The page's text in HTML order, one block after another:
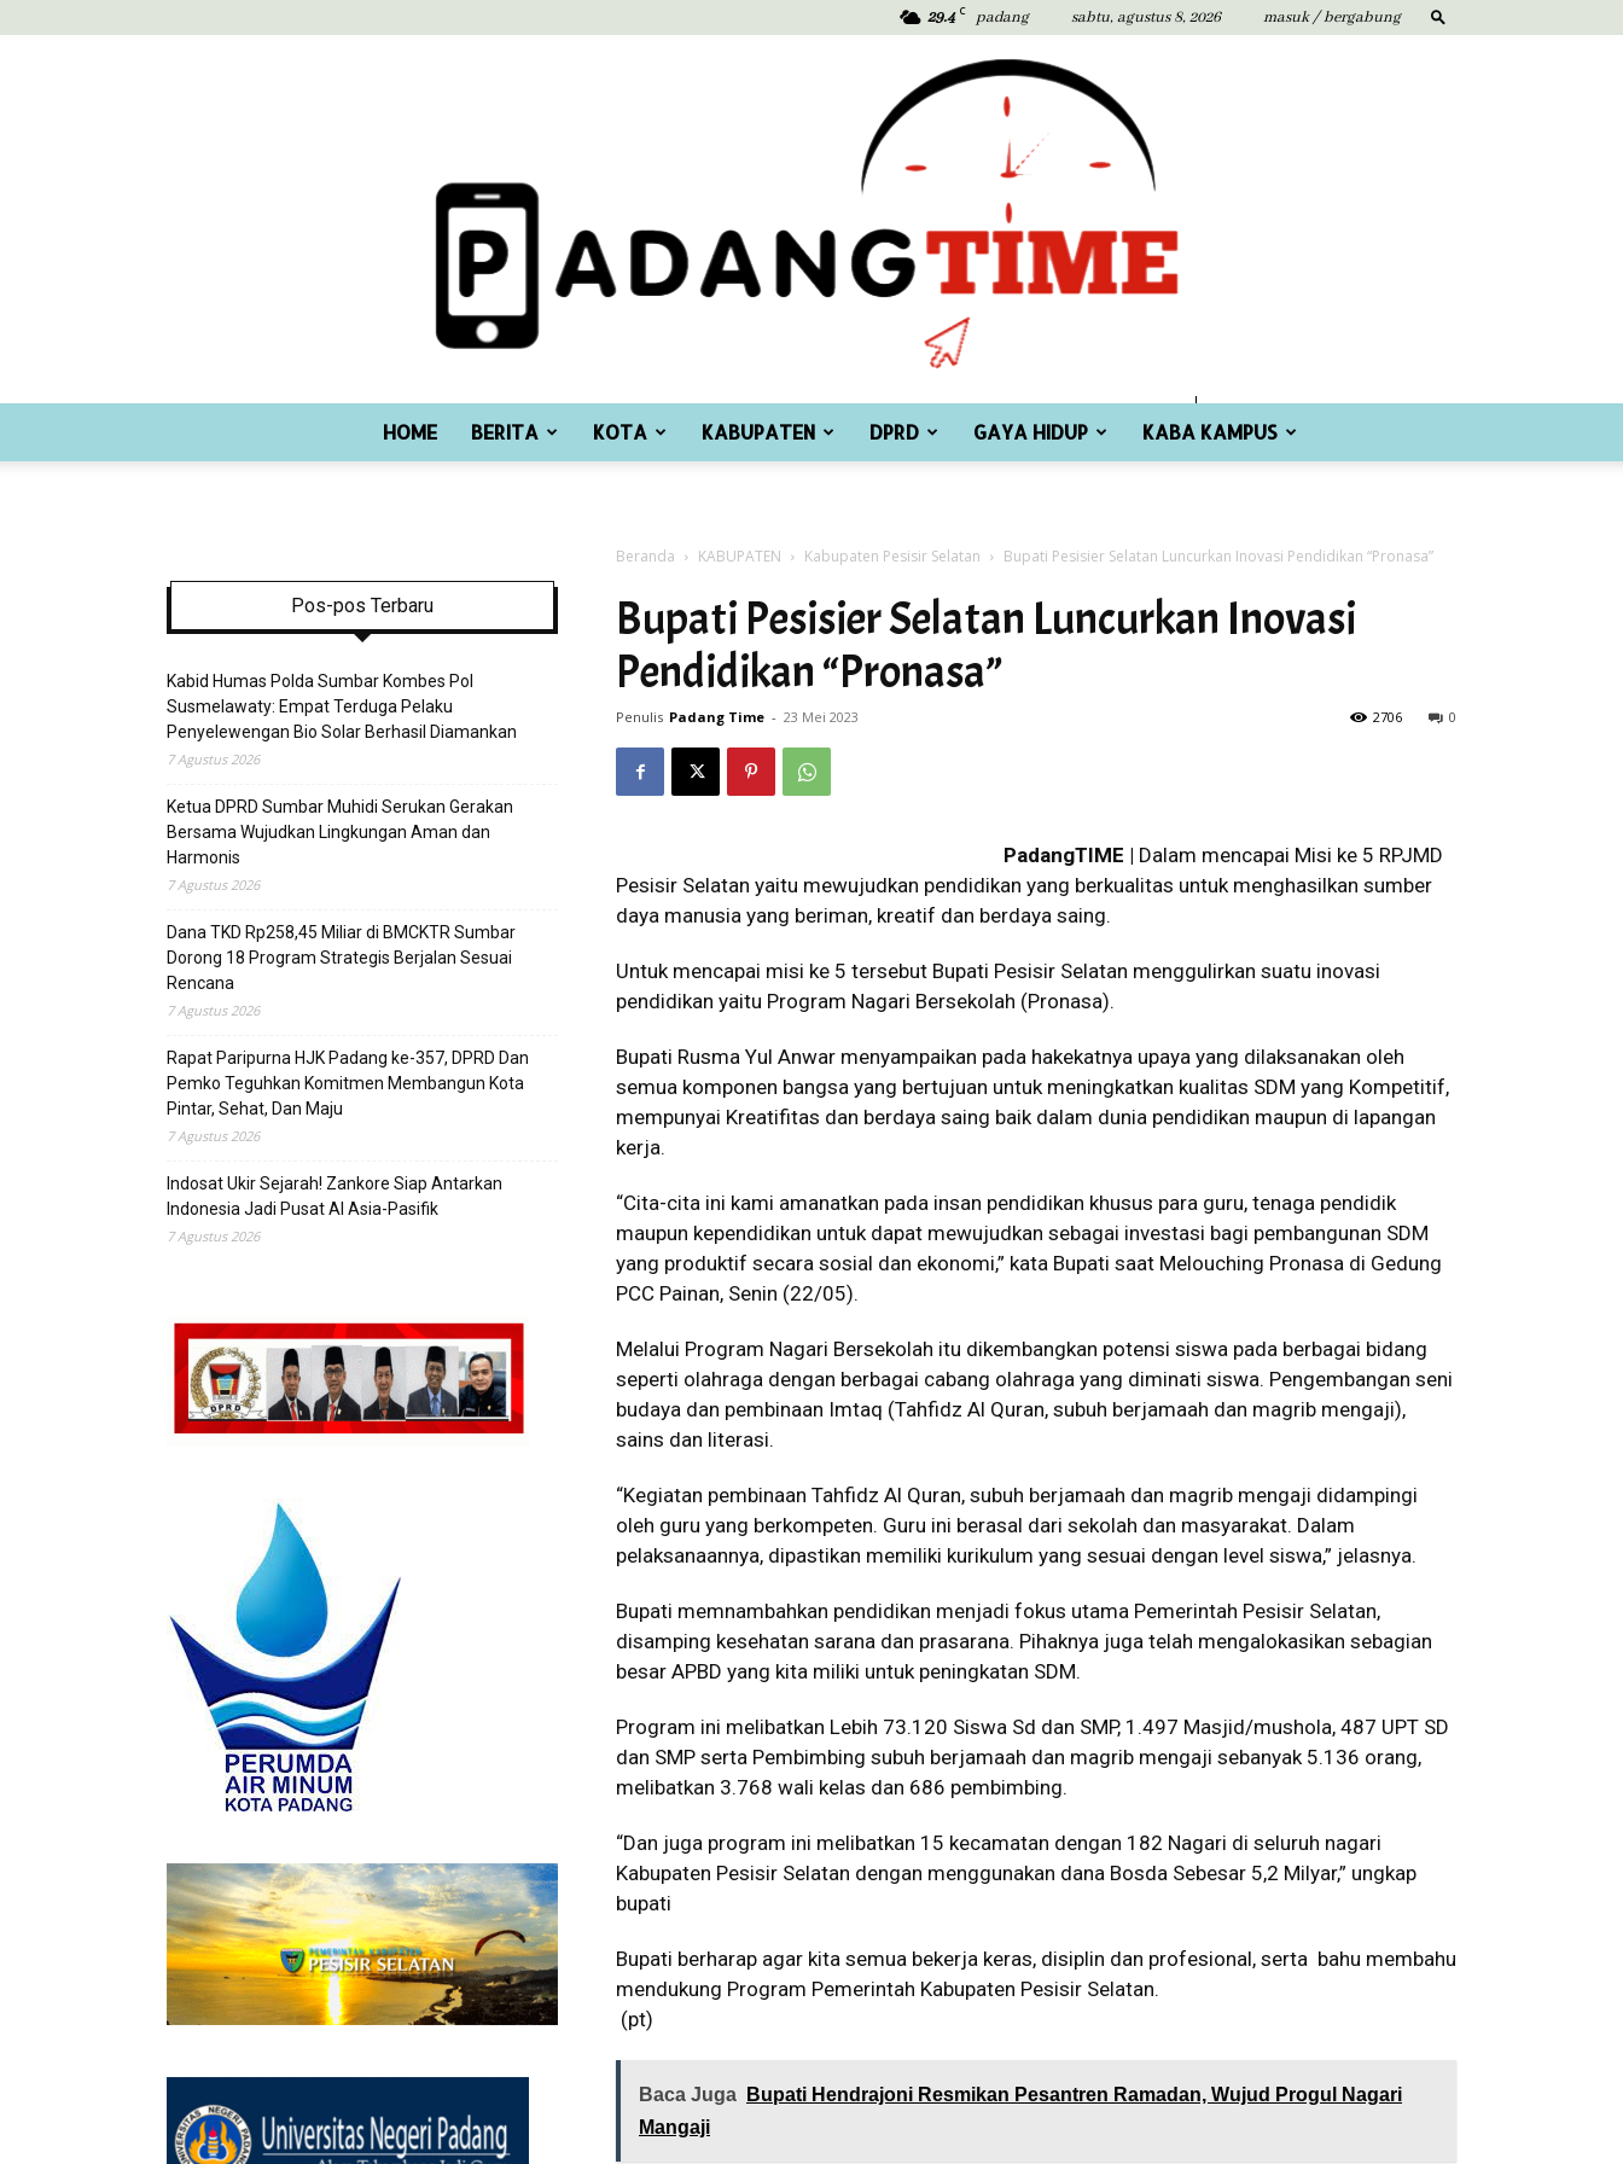
29.4 C padang sabtu, agustus 8, 2026 masuk / bergabung
Time
HOME BERITA KOTA KABUPATEN DPRD GAYA HIDUP KABA KAMPUS
Beranda KABUPATEN Kabupaten Pesisir Selatan Bupati Pesisier Selatan Luncurkan Inovasi Pendidikan “Pronasa”
Bupati Pesisier Selatan Luncurkan Inovasi
Pendidikan “Pronasa”
Penulis Padang Time - 23 Mei 2023 0
2706
PadangTIME | Dalam mencapai Misi ke 5 RPJMD
Pesisir Selatan yaitu mewujudkan pendidikan yang berkualitas untuk menghasilkan sumber
daya manusia yang beriman, kreatif dan berdaya saing.
Untuk mencapai misi ke 5 tersebut Bupati Pesisir Selatan menggulirkan suatu inovasi
pendidikan yaitu Program Nagari Bersekolah (Pronasa).
Bupati Rusma Yul Anwar menyampaikan pada hakekatnya upaya yang dilaksanakan oleh
semua komponen bangsa yang bertujuan untuk meningkatkan kualitas SDM yang Kompetitif,
mempunyai Kreatifitas dan berdaya saing baik dalam dunia pendidikan maupun di lapangan
kerja.
“Cita-cita ini kami amanatkan pada insan pendidikan khusus para guru, tenaga pendidik
maupun kependidikan untuk dapat mewujudkan sebagai investasi bagi pembangunan SDM
yang produktif secara sosial dan ekonomi,” kata Bupati saat Melouching Pronasa di Gedung
PCC Painan, Senin (22/05).
Melalui Program Nagari Bersekolah itu dikembangkan potensi siswa pada berbagai bidang
seperti olahraga dengan berbagai cabang olahraga yang diminati siswa. Pengembangan seni
budaya dan pembinaan Imtaq (Tahfidz Al Quran, subuh berjamaah dan magrib mengaji),
sains dan literasi.
“Kegiatan pembinaan Tahfidz Al Quran, subuh berjamaah dan magrib mengaji didampingi
oleh guru yang berkompeten. Guru ini berasal dari sekolah dan masyarakat. Dalam
pelaksanaannya, dipastikan memiliki kurikulum yang sesuai dengan level siswa,” jelasnya.
Bupati memnambahkan pendidikan menjadi fokus utama Pemerintah Pesisir Selatan,
disamping kesehatan sarana dan prasarana. Pihaknya juga telah mengalokasikan sebagian
besar APBD yang kita miliki untuk peningkatan SDM.
Program ini melibatkan Lebih 73.120 Siswa Sd dan SMP, 1.497 Masjid/mushola, 487 UPT SD
dan SMP serta Pembimbing subuh berjamaah dan magrib mengaji sebanyak 5.136 orang,
melibatkan 3.768 wali kelas dan 686 pembimbing.
“Dan juga program ini melibatkan 15 kecamatan dengan 182 Nagari di seluruh nagari
Kabupaten Pesisir Selatan dengan menggunakan dana Bosda Sebesar 5,2 Milyar,” ungkap
bupati
Bupati berharap agar kita semua bekerja keras, disiplin dan profesional, serta bahu membahu
mendukung Program Pemerintah Kabupaten Pesisir Selatan.
(pt)
Baca Juga
Bupati Hendrajoni Resmikan Pesantren Ramadan, Wujud Progul Nagari
Mangaji
Pos-pos Terbaru
Kabid Humas Polda Sumbar Kombes Pol
Susmelawaty: Empat Terduga Pelaku
Penyelewengan Bio Solar Berhasil Diamankan
7 Agustus 2026
Ketua DPRD Sumbar Muhidi Serukan Gerakan
Bersama Wujudkan Lingkungan Aman dan
Harmonis
7 Agustus 2026
Dana TKD Rp258,45 Miliar di BMCKTR Sumbar
Dorong 18 Program Strategis Berjalan Sesuai
Rencana
7 Agustus 2026
Rapat Paripurna HJK Padang ke-357, DPRD Dan
Pemko Teguhkan Komitmen Membangun Kota
Pintar, Sehat, Dan Maju
7 Agustus 2026
Indosat Ukir Sejarah! Zankore Siap Antarkan
Indonesia Jadi Pusat AI Asia-Pasifik
7 Agustus 2026